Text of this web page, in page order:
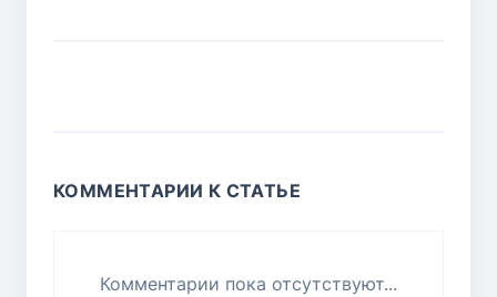
КОММЕНТАРИИ К СТАТЬЕ
Комментарии пока отсутствуют...